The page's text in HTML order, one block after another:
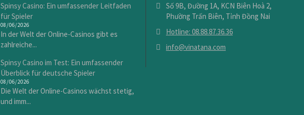
Spinsy Casino: Ein umfassender Leitfaden
für Spieler
08/06/2026
In der Welt der Online-Casinos gibt es
zahlreiche...
Spinsy Casino im Test: Ein umfassender
Überblick für deutsche Spieler
08/06/2026
Die Welt der Online-Casinos wächst stetig,
und imm...
Số 9B, Đường 1A, KCN Biên Hoà 2,
Phường Trấn Biên, Tỉnh Đồng Nai
Hotline: 08.88.87.36.36
info@vinatana.com